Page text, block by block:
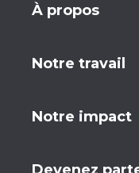
À propos
Notre travail
Notre impact